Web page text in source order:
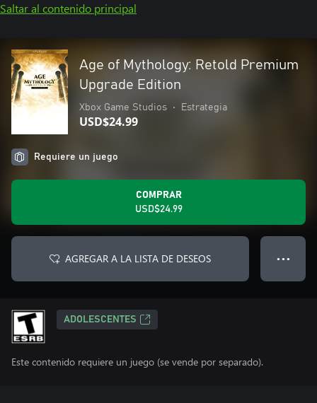
Saltar al contenido principal
Age of Mythology: Retold Premium
Upgrade Edition
Xbox Game Studios • Estrategia
USD$24.99
Requiere un juego
COMPRAR
USD$24.99
AGREGAR A LA LISTA DE DESEOS ● ● ●
ADOLESCENTES
Este contenido requiere un juego (se vende por separado).